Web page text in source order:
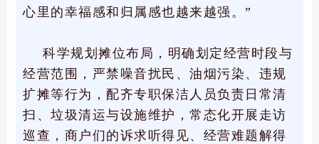
心里的幸福感和归属感也越来越强。”
科学规划摊位布局，明确划定经营时段与
经营范围，严禁噪音扰民、油烟污染、违规
扩摊等行为，配齐专职保洁人员负责日常清
扫、垃圾清运与设施维护，常态化开展走访
巡查，商户们的诉求听得见、经营难题解得